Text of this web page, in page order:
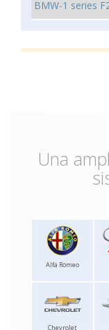
Una
Alfa Romeo
Chevrolet